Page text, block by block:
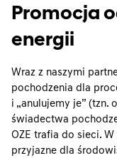
Promocja
energii
Wraz z naszymi
pochodzenia dla
i „anulujemy je” (tzn.
świadectwa
OZE trafia do sieci.
przyjazne dla